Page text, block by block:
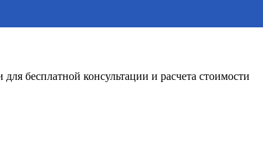
бесплатной консультации и расчета стоимости